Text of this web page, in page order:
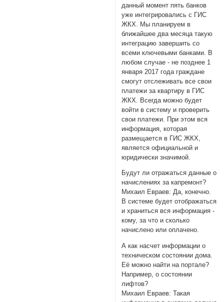
данный момент пять банков
уже интегрировались с ГИС
ЖКХ. Мы планируем в
ближайшее два месяца такую
интеграцию завершить со
всеми ключевыми банками. В
любом случае - не позднее 1
января 2017 года граждане
смогут отслеживать все свои
платежи за квартиру в ГИС
ЖКХ. Всегда можно будет
войти в систему и проверить
свои платежи. При этом вся
информация, которая
размещается в ГИС ЖКХ,
является официальной и
юридически значимой.
Будут ли отражаться данные о
начислениях за капремонт?
Михаил Евраев: Да, конечно.
В системе будет отображаться
и храниться вся информация -
кому, за что и сколько
начислено или оплачено.
А как насчет информации о
техническом состоянии дома.
Её можно найти на портале?
Например, о состоянии
лифтов?
Михаил Евраев: Такая